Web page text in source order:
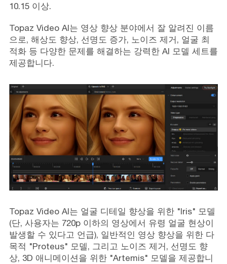
10.15 이상.
Topaz Video AI는 영상 향상 분야에서 잘 알려진 이름
으로, 해상도 향상, 선명도 증가, 노이즈 제거, 얼굴 최
적화 등 다양한 문제를 해결하는 강력한 AI 모델 세트를
제공합니다.
Topaz Video AI는 얼굴 디테일 향상을 위한 "Iris" 모델
(단, 사용자는 720p 이하의 영상에서 유령 얼굴 현상이
발생할 수 있다고 언급), 일반적인 영상 향상을 위한 다
목적 "Proteus" 모델, 그리고 노이즈 제거, 선명도 향
상, 3D 애니메이션을 위한 "Artemis" 모델을 제공합니